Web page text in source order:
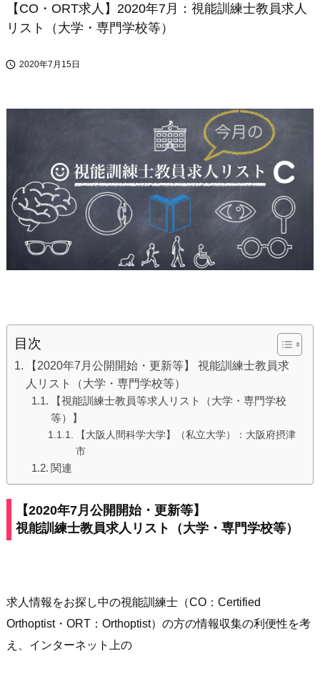
【CO・ORT求人】2020年7月：視能訓練士教員求人
リスト（大学・専門学校等）
 2020年7月15日
目次
【2020年7月公開開始・更新等】 視能訓練士教員求
人リスト（大学・専門学校等）
【視能訓練士教員等求人リスト（大学・専門学校
等）】
【大阪人間科学大学】（私立大学）：大阪府摂津
市
関連
【2020年7月公開開始・更新等】
視能訓練士教員求人 リスト（大学・専門学校等）
求人情報をお探し中の視能訓練士（CO：Certified
Orthoptist・ORT：Orthoptist）の方の情報収集の利便性を考
え、インターネット上の